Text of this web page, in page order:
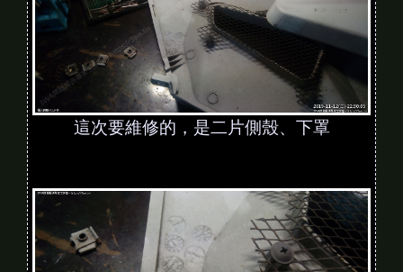
這次要維修的，是二片側殼、下罩